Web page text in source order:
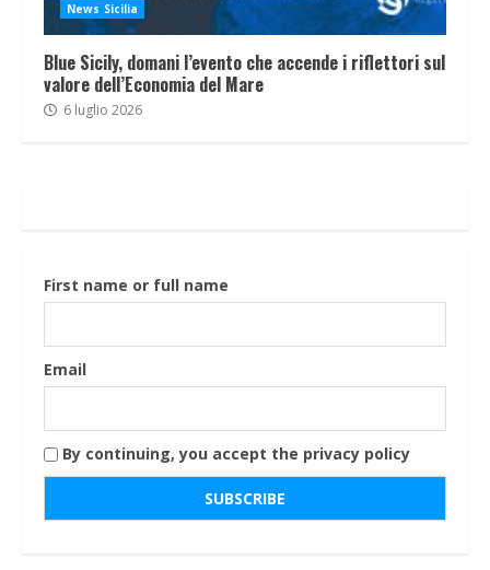
News Sicilia
Blue Sicily, domani l’evento che accende i riflettori sul
valore dell’Economia del Mare
6 luglio 2026
First name or full name
Email
By continuing, you accept the privacy policy